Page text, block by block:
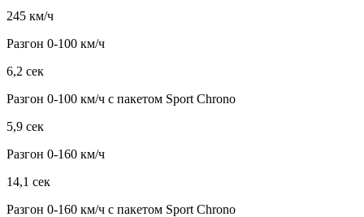
245 км/ч
Разгон 0-100 км/ч
6,2 сек
Разгон 0-100 км/ч с пакетом Sport Chrono
5,9 сек
Разгон 0-160 км/ч
14,1 сек
Разгон 0-160 км/ч с пакетом Sport Chrono